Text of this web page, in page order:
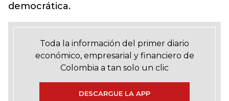
democrática.
Toda la información del primer diario
económico, empresarial y financiero de
Colombia a tan solo un clic
DESCARGUE LA APP